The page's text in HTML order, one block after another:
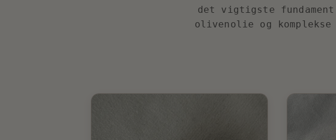
det vigtigste
olivenolie og